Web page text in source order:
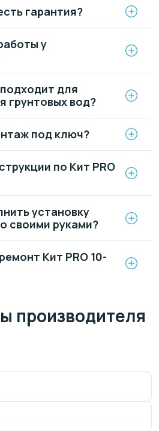
гарантия?
у
для
грунтовых вод?
под ключ?
по Кит PRO
установку
своими руками?
Кит PRO 10-
производителя